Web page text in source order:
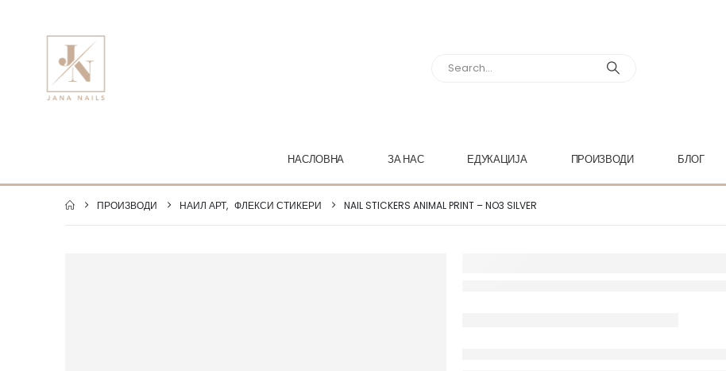
НАСЛОВНА ЗА НАС ЕДУКАЦИЈА ПРОИЗВОДИ БЛОГ
ПРОИЗВОДИ НАИЛ АРТ, ФЛЕКСИ СТИКЕРИ NAIL STICKERS ANIMAL PRINT – NO3 SILVER